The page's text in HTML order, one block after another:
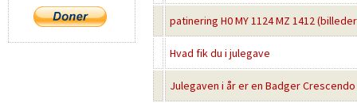
patinering H0 MY 1124 MZ 1412
Hvad fik du i julegave
Julegaven i år er en Badger